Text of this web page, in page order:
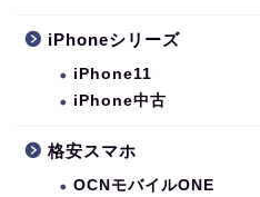
iPhoneシリーズ
iPhone11
iPhone中古
格安スマホ
OCNモバイルONE